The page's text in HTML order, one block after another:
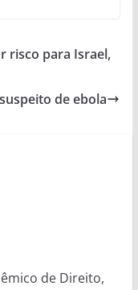
risco para Israel,
de ebola
de Direito,